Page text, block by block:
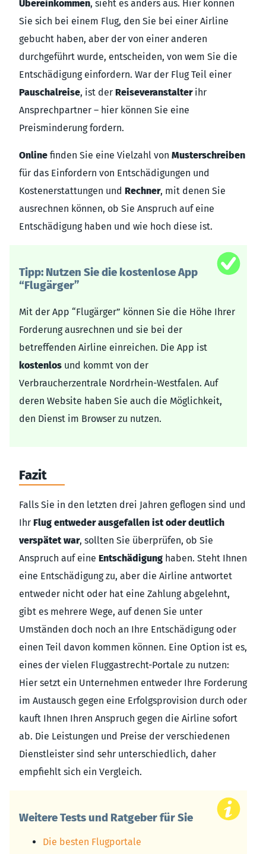
Übereinkommen, sieht es anders aus. Hier können
Sie sich bei einem Flug, den Sie bei einer Airline
gebucht haben, aber der von einer anderen
durchgeführt wurde, entscheiden, von wem Sie die
Entschädigung einfordern. War der Flug Teil einer
Pauschalreise, ist der Reiseveranstalter ihr
Ansprechpartner – hier können Sie eine
Preisminderung fordern.
Online finden Sie eine Vielzahl von Musterschreiben
für das Einfordern von Entschädigungen und
Kostenerstattungen und Rechner, mit denen Sie
ausrechnen können, ob Sie Anspruch auf eine
Entschädigung haben und wie hoch diese ist.
Tipp: Nutzen Sie die kostenlose App
“Flugärger”
Mit der App “Flugärger” können Sie die Höhe Ihrer
Forderung ausrechnen und sie bei der
betreffenden Airline einreichen. Die App ist
kostenlos und kommt von der
Verbraucherzentrale Nordrhein-Westfalen. Auf
deren Website haben Sie auch die Möglichkeit,
den Dienst im Browser zu nutzen.
Fazit
Falls Sie in den letzten drei Jahren geflogen sind und
Ihr Flug entweder ausgefallen ist oder deutlich
verspätet war, sollten Sie überprüfen, ob Sie
Anspruch auf eine Entschädigung haben. Steht Ihnen
eine Entschädigung zu, aber die Airline antwortet
entweder nicht oder hat eine Zahlung abgelehnt,
gibt es mehrere Wege, auf denen Sie unter
Umständen doch noch an Ihre Entschädigung oder
einen Teil davon kommen können. Eine Option ist es,
eines der vielen Fluggastrecht-Portale zu nutzen:
Hier setzt ein Unternehmen entweder Ihre Forderung
im Austausch gegen eine Erfolgsprovision durch oder
kauft Ihnen Ihren Anspruch gegen die Airline sofort
ab. Die Leistungen und Preise der verschiedenen
Dienstleister sind sehr unterschiedlich, daher
empfiehlt sich ein Vergleich.
Weitere Tests und Ratgeber für Sie
Die besten Flugportale